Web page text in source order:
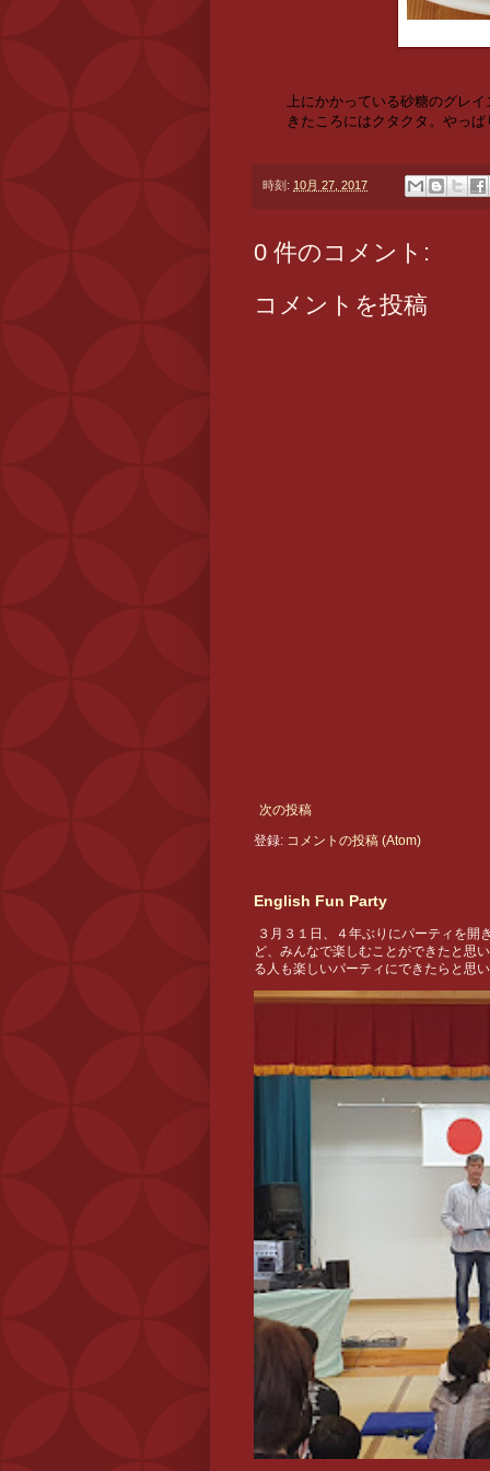
上にかかっている砂糖のグレ
きたころにはクタクタ。やっ
時刻: 10月 27, 2017
0 件のコメント:
コメントを投稿
次の投稿
登録: コメントの投稿 (Atom)
English Fun Party
３月３１日、４年ぶりにパーティを開
ど、みんなで楽しむことができたと思
る人も楽しいパーティにできたらと思